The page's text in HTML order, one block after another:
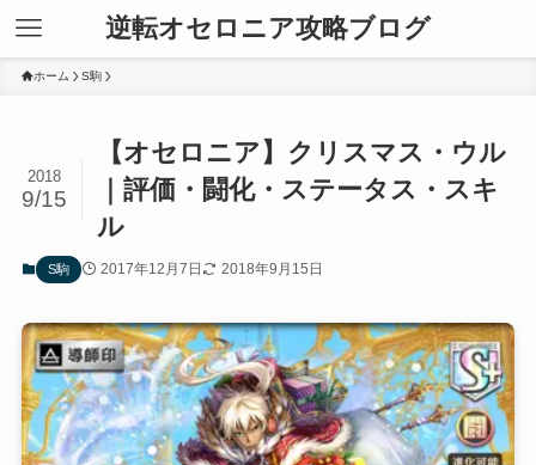
逆転オセロニア攻略ブログ
ホーム S駒
【オセロニア】クリスマス・ウル
｜評価・闘化・ステータス・スキ
ル
2018
9/15
S駒 2017年12月7日 2018年9月15日